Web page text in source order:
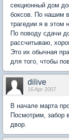
секционный дом
боксов. По нашим
трагедии я в этом
По поводу сдачи
рассчитываю,
Это их обычная
для того, чтобы
dilive
16 Apr 2007
В начале марта
Посмотрим, забор
двор.